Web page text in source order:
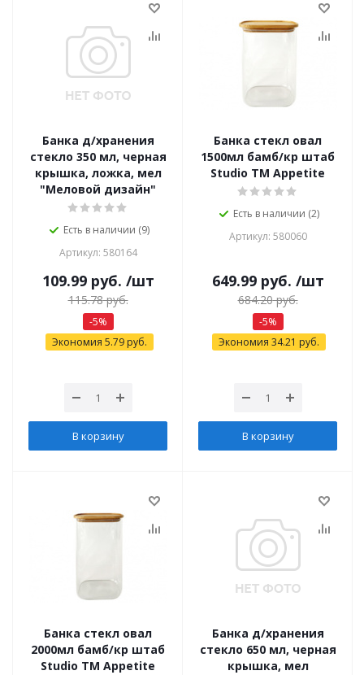
Банка д/хранения
стекло 350 мл, черная
крышка, ложка, мел
"Меловой дизайн"
Есть в наличии (9)
Артикул: 580164
109.99руб. /шт
115.78руб.
-5%
Экономия 5.79руб.
В корзину
Банка стекл овал
1500мл бамб/кр штаб
Studio TM Appetite
Есть в наличии (2)
Артикул: 580060
649.99руб. /шт
684.20руб.
-5%
Экономия 34.21 руб.
В корзину
Банка стекл овал
2000мл бамб/кр штаб
Studio TM Appetite
Банка д/хранения
стекло 650 мл, черная
крышка, мел